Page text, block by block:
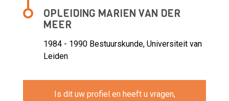
OPLEIDING MARIEN VAN DER
MEER
1984 - 1990 Bestuurskunde, Universiteit van
Leiden
Is dit uw profiel en heeft u vragen,